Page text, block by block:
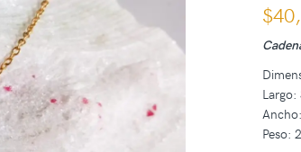
$
Largo:
Peso: